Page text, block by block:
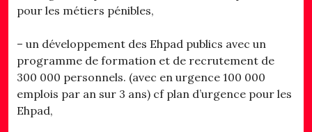
pour les métiers pénibles,
– un développement des Ehpad publics avec un
programme de formation et de recrutement de
300 000 personnels. (avec en urgence 100 000
emplois par an sur 3 ans) cf plan d’urgence pour les
Ehpad,